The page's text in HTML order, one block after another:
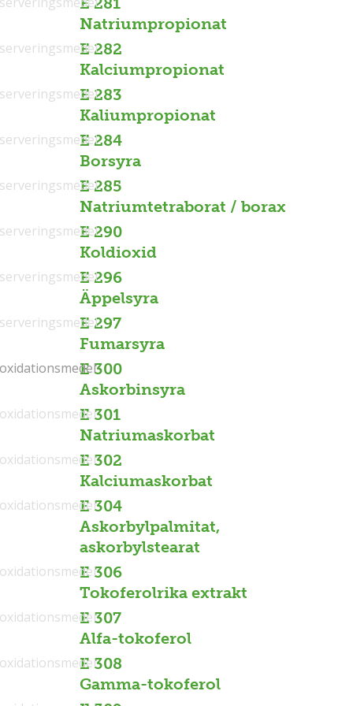
Natriumpropionat
E 282
Kalciumpropionat
E 283
Kaliumpropionat
E 284
Borsyra
E 285
Natriumtetraborat / borax
E 290
Koldioxid
E 296
Äppelsyra
E 297
Fumarsyra
E 300
Askorbinsyra
E 301
Natriumaskorbat
E 302
Kalciumaskorbat
E 304
Askorbylpalmitat,
askorbylstearat
E 306
Tokoferolrika extrakt
E 307
Alfa-tokoferol
E 308
Gamma-tokoferol